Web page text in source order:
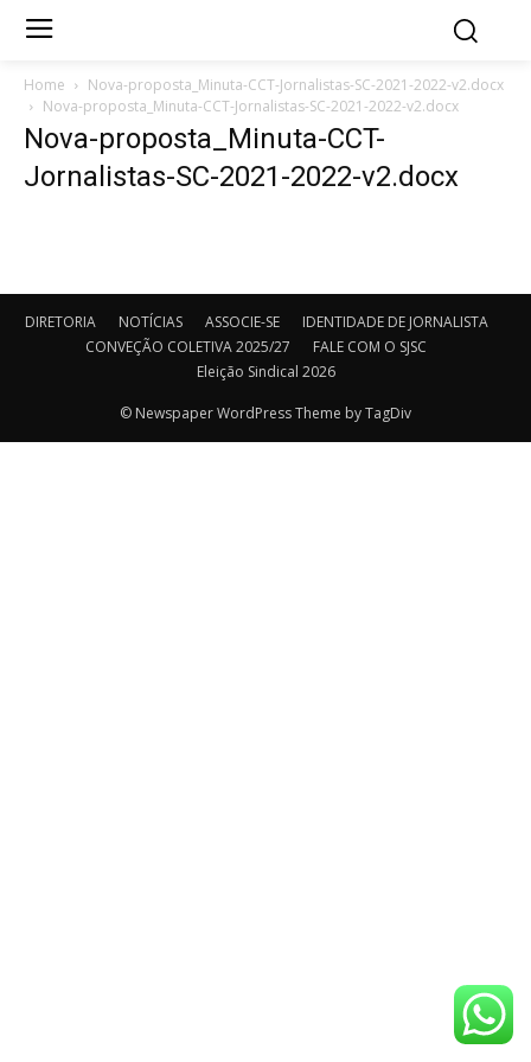
Home
Nova-proposta_Minuta-CCT-Jornalistas-SC-2021-2022-v2.docx
Nova-proposta_Minuta-CCT-Jornalistas-SC-2021-2022-v2.docx
Nova-proposta_Minuta-CCT-
Jornalistas-SC-2021-2022-v2.docx
DIRETORIA NOTÍCIAS ASSOCIE-SE
IDENTIDADE DE JORNALISTA
CONVEÇÃO COLETIVA 2025/27
FALE COM O SJSC
Eleição Sindical 2026
© Newspaper WordPress Theme by TagDiv